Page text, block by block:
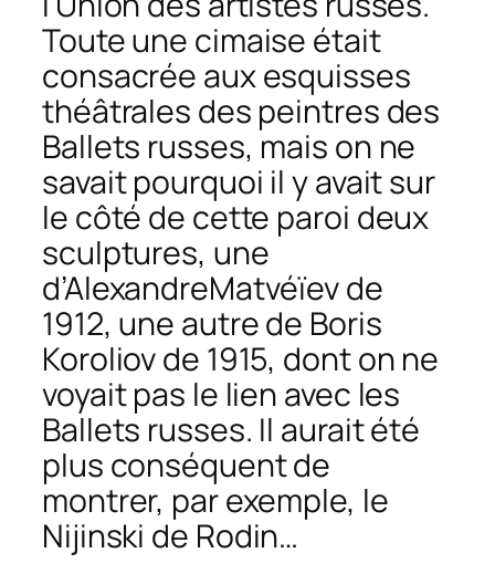
Toute une cimaise était
consacrée aux esquisses
théâtrales des peintres des
Ballets russes, mais on ne
savait pourquoi il y avait sur
le côté de cette paroi deux
sculptures, une
d’AlexandreMatvéïev de
1912, une autre de Boris
Koroliov de 1915, dont on ne
voyait pas le lien avec les
Ballets russes. Il aurait été
plus conséquent de
montrer, par exemple, le
Nijinski de Rodin…